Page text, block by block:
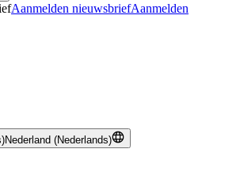
Aanmelden nieuwsbriefAanmelden
Nederland (Nederlands)